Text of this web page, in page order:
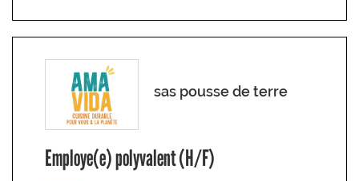
sas pousse de terre
Employe(e) polyvalent (H/F)